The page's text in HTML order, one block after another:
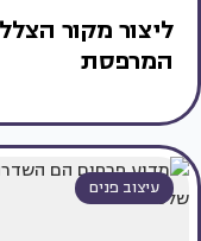
ליצור מקור
המרפסת
עיצוב פנים